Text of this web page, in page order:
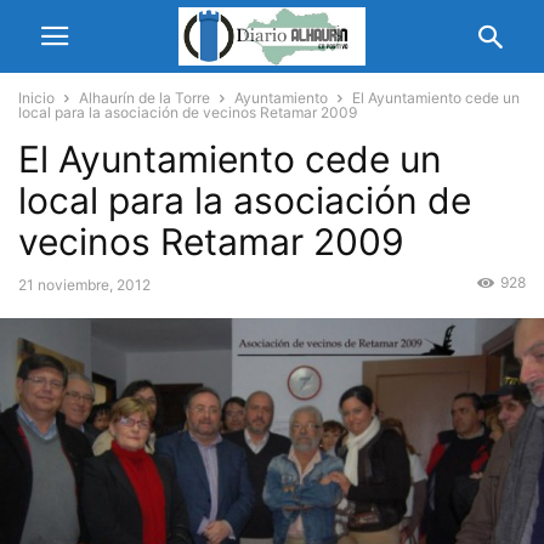
Inicio Alhaurín de la Torre Ayuntamiento
El Ayuntamiento cede un
local para la asociación de vecinos Retamar 2009
El Ayuntamiento cede un
local para la asociación de
vecinos Retamar 2009
21 noviembre, 2012 928